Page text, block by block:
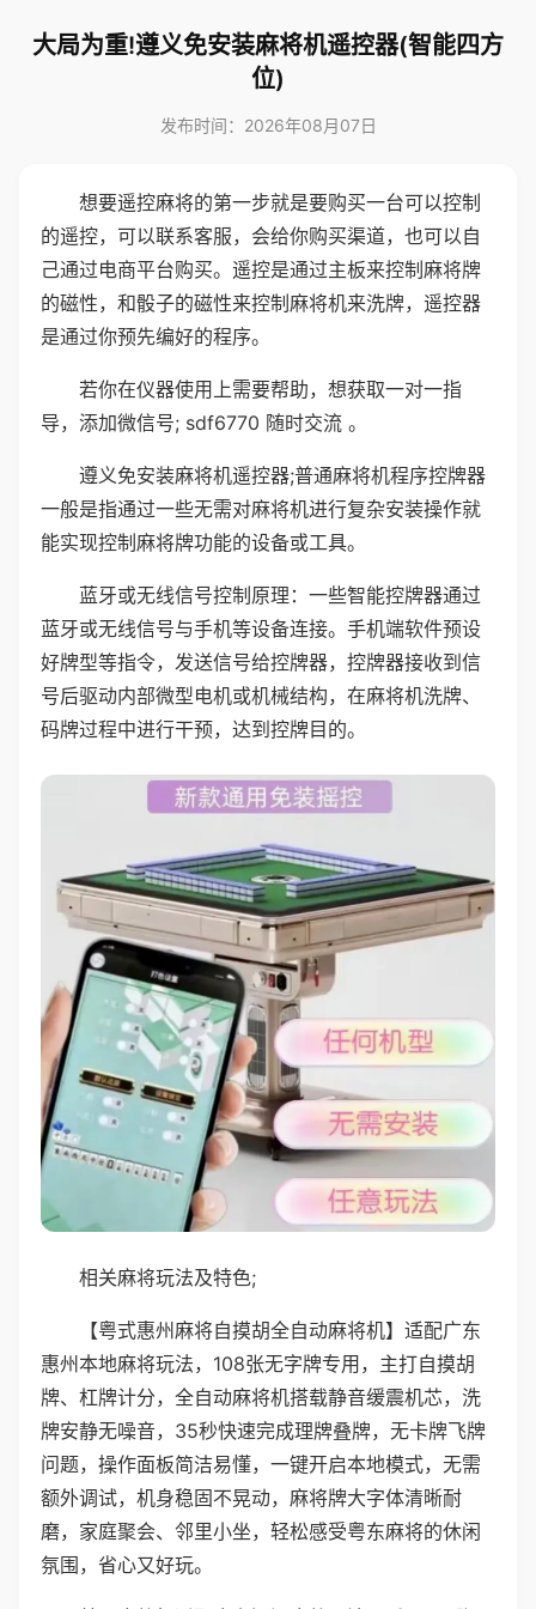
大局为重!遵义免安装麻将机遥控器(智能四方
位)
发布时间：2026年08月07日
想要遥控麻将的第一步就是要购买一台可以控制
的遥控，可以联系客服，会给你购买渠道，也可以自
己通过电商平台购买。遥控是通过主板来控制麻将牌
的磁性，和骰子的磁性来控制麻将机来洗牌，遥控器
是通过你预先编好的程序。
若你在仪器使用上需要帮助，想获取一对一指
导，添加微信号; sdf6770 随时交流 。
遵义免安装麻将机遥控器;普通麻将机程序控牌器
一般是指通过一些无需对麻将机进行复杂安装操作就
能实现控制麻将牌功能的设备或工具。
蓝牙或无线信号控制原理：一些智能控牌器通过
蓝牙或无线信号与手机等设备连接。手机端软件预设
好牌型等指令，发送信号给控牌器，控牌器接收到信
号后驱动内部微型电机或机械结构，在麻将机洗牌、
码牌过程中进行干预，达到控牌目的。
相关麻将玩法及特色;
【粤式惠州麻将自摸胡全自动麻将机】适配广东
惠州本地麻将玩法，108张无字牌专用，主打自摸胡
牌、杠牌计分，全自动麻将机搭载静音缓震机芯，洗
牌安静无噪音，35秒快速完成理牌叠牌，无卡牌飞牌
问题，操作面板简洁易懂，一键开启本地模式，无需
额外调试，机身稳固不晃动，麻将牌大字体清晰耐
磨，家庭聚会、邻里小坐，轻松感受粤东麻将的休闲
氛围，省心又好玩。